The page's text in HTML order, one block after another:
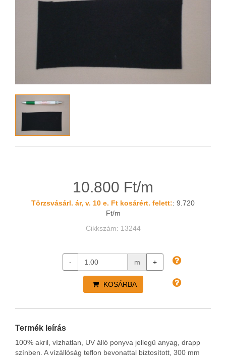
10.800 Ft/m
Törzsvásárl. ár, v. 10 e. Ft kosárért. felett:: 9.720
Ft/m
Cikkszám: 13244
- m +
KOSÁRBA
Termék leírás
100% akril, vízhatlan, UV álló ponyva jellegű anyag, drapp
színben. A vízállóság teflon bevonattal biztosított, 300 mm